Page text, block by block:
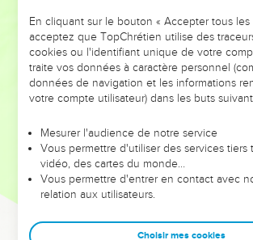
NE MANQUEZ PAS
DE L’ANNÉE !
ET SI LEURS ERREURS POUVAIENT
VOTRES ?
leur foi ou leur vision. Mais on voit moins les
et les saisons difficiles qu'ils ont traversés,
sont elles qui les ont façonnés.
Dans cette conférence, leaders,
clés pour avancer avec plus de sagesse afin
En cliquant sur le bouton « Accepter tous les
acceptez que TopChrétien utilise des
cookies ou l'identifiant unique de votre
traite vos données à caractère personnel
données de navigation et les informations
votre compte utilisateur) dans les buts
Mesurer l'audience de notre service
Vous permettre d'utiliser des services tiers
vidéo, des cartes du monde…
Vous permettre d'entrer en contact avec
relation aux utilisateurs.
Choisir mes cookies